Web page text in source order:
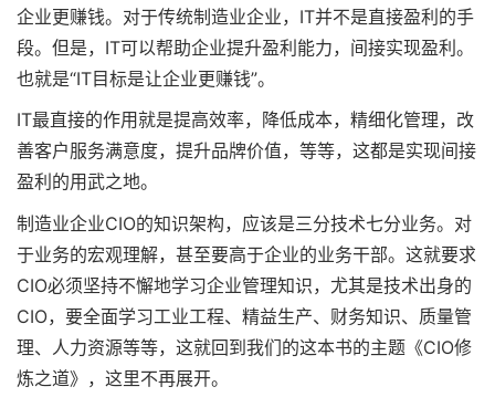
企业更赚钱。对于传统制造业企业，IT并不是直接盈利的手
段。但是，IT可以帮助企业提升盈利能力，间接实现盈利。
也就是“IT目标是让企业更赚钱”。
IT最直接的作用就是提高效率，降低成本，精细化管理，改
善客户服务满意度，提升品牌价值，等等，这都是实现间接
盈利的用武之地。
制造业企业CIO的知识架构，应该是三分技术七分业务。对
于业务的宏观理解，甚至要高于企业的业务干部。这就要求
CIO必须坚持不懈地学习企业管理知识，尤其是技术出身的
CIO，要全面学习工业工程、精益生产、财务知识、质量管
理、人力资源等等，这就回到我们的这本书的主题《CIO修
炼之道》，这里不再展开。